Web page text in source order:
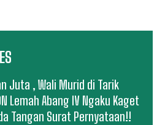
Juta , Wali Murid di Tarik
Lemah Abang IV Ngaku Kaget
Tangan Surat Pernyataan!!